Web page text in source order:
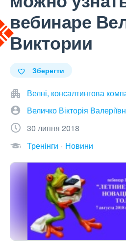
вебинаре
Виктории
Зберегти
Велні, консалтингова
Величко Вікторія
30 липня 2018
Тренінги
Новини